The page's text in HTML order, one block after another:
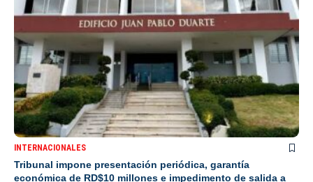
INTERNACIONALES
Tribunal impone presentación periódica, garantía
económica de RD$10 millones e impedimento de salida a